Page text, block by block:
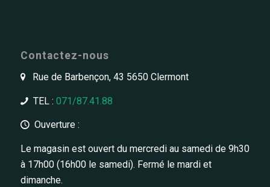
Contactez-nous
Rue de Barbençon, 43 5650 Clermont
TEL : 071/87.41.88
Ouverture :
Le magasin est ouvert du mercredi au samedi de 9h30
à 17h00 (16h00 le samedi). Fermé le mardi et
dimanche.